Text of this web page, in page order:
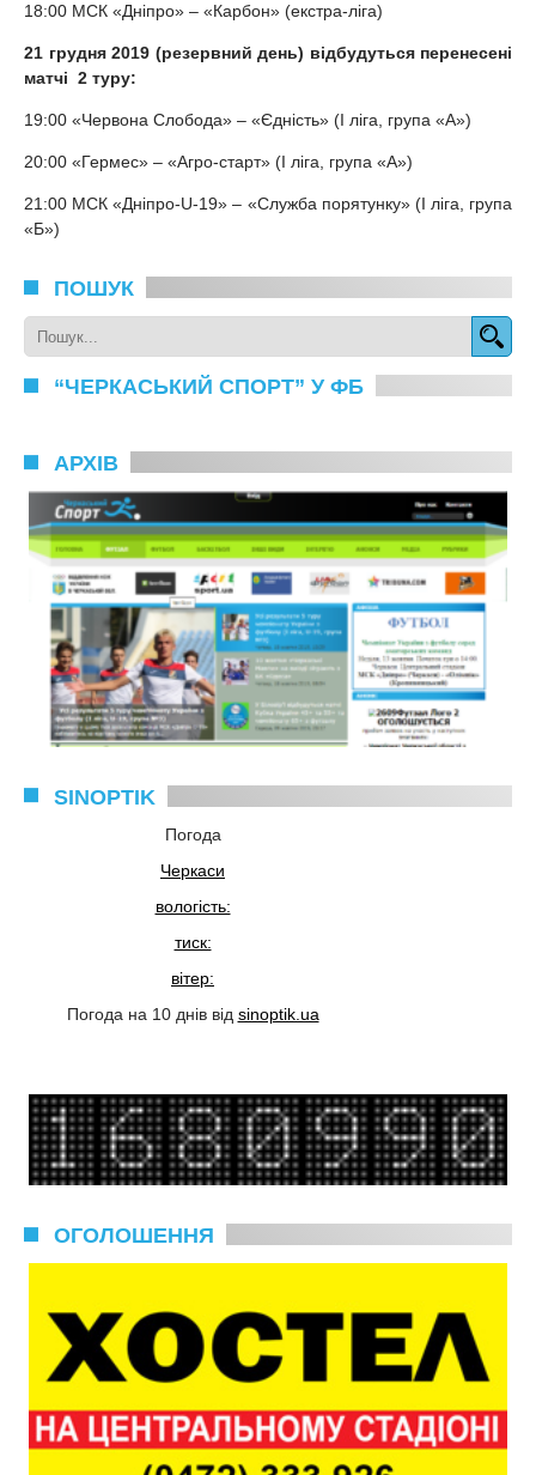
18:00 МСК «Дніпро» – «Карбон» (екстра-ліга)
21 грудня 2019 (резервний день) відбудуться перенесені
матчі 2 туру:
19:00 «Червона Слобода» – «Єдність» (I ліга, група «А»)
20:00 «Гермес» – «Агро-старт» (I ліга, група «А»)
21:00 МСК «Дніпро-U-19» – «Служба порятунку» (I ліга, група
«Б»)
ПОШУК
“ЧЕРКАСЬКИЙ СПОРТ” У ФБ
АРХІВ
SINOPTIK
Погода
Черкаси
вологість:
тиск:
вітер:
Погода на 10 днів від sinoptik.ua
ОГОЛОШЕННЯ